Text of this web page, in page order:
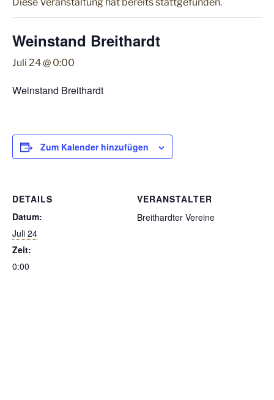
Weinstand Breithardt
Juli 24 @ 0:00
Weinstand Breithardt
Zum Kalender hinzufügen
DETAILS
Datum:
Juli 24
Zeit:
0:00
VERANSTALTER
Breithardter Vereine